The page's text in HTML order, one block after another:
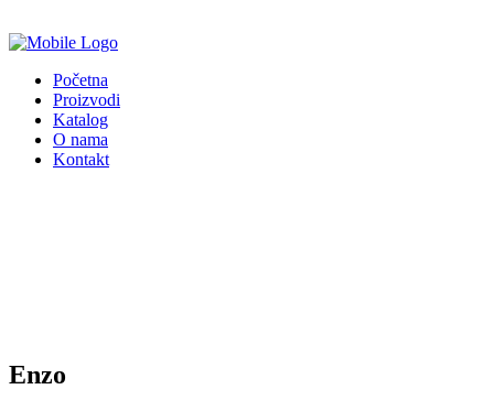
Početna
Proizvodi
Katalog
O nama
Kontakt
Enzo